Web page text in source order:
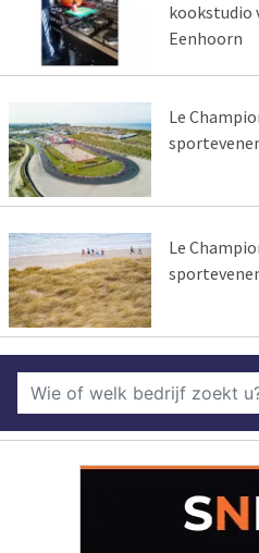
kookstudio
Eenhoorn
Le
Le